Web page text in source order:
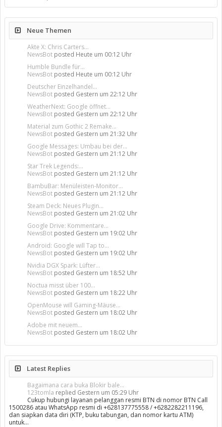
Neue Themen
Akte X: Chris Carters...
NewsBot posted Heute um 00:12 Uhr
Humble Bundle für...
NewsBot posted Heute um 00:12 Uhr
Deutscher Einzelhandel...
NewsBot posted Gestern um 22:12 Uhr
WeatherNext: Google öffnet...
NewsBot posted Gestern um 22:12 Uhr
Material zum Gothic 2 Remake...
NewsBot posted Gestern um 21:32 Uhr
Google Messages: Umbau bei der...
NewsBot posted Gestern um 21:12 Uhr
Star Trek Legends:...
NewsBot posted Gestern um 21:12 Uhr
BambuBar: Menüleisten-Monitor...
NewsBot posted Gestern um 21:12 Uhr
Steam Deck: Neues Plugin...
NewsBot posted Gestern um 21:02 Uhr
Google Drive: Kommentare...
NewsBot posted Gestern um 19:02 Uhr
Android: Google will Tap to...
NewsBot posted Gestern um 19:02 Uhr
Nvidia DGX Spark: Lüfter...
NewsBot posted Gestern um 18:52 Uhr
Noctua misst über 100...
NewsBot posted Gestern um 18:22 Uhr
OpenMouse will Gaming-Mäuse...
NewsBot posted Gestern um 18:02 Uhr
Adobe mit neuem...
NewsBot posted Gestern um 18:02 Uhr
Latest Replies
Bagaimana cara buka Blokir bale...
123tomla replied Gestern um 05:29 Uhr
Cukup hubungi layanan pelanggan resmi BTN di nomor BTN Call
1500286 atau WhatsApp resmi di +628137775558 / +6282282211196,
dan siapkan data diri (KTP, buku tabungan, dan nomor kartu ATM)
untuk…